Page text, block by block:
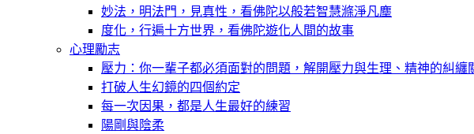
妙法，明法門，見真性，看佛陀以般若智慧滌淨凡塵
度化，行遍十方世界，看佛陀遊化人間的故事
心理勵志
壓力：你一輩子都必須面對的問題，解開壓力與生理、精神的糾纏
打破人生幻鏡的四個約定
每一次因果，都是人生最好的練習
陽剛與陰柔